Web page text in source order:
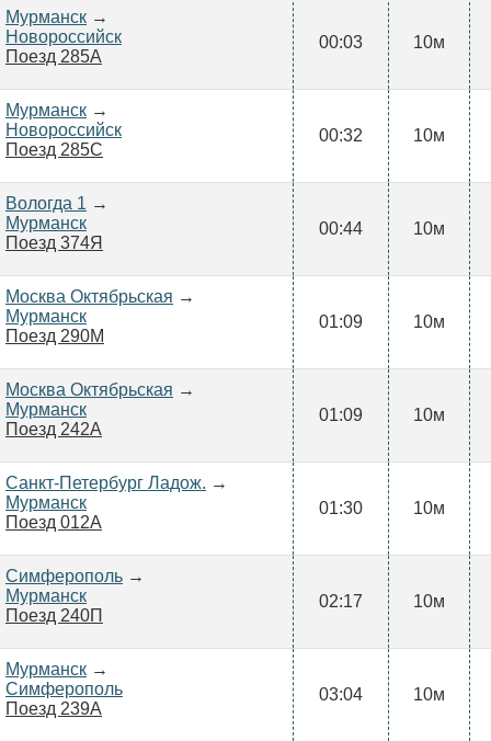
Мурманск →
Новороссийск
Поезд 285А
00:03 10м
Мурманск →
Новороссийск
Поезд 285С
00:32 10м
Вологда 1 →
Мурманск
Поезд 374Я
00:44 10м
Москва Октябрьская →
Мурманск
Поезд 290М
01:09 10м
Москва Октябрьская →
Мурманск
Поезд 242А
01:09 10м
Санкт-Петербург Ладож. →
Мурманск
Поезд 012А
01:30 10м
Симферополь →
Мурманск
Поезд 240П
02:17 10м
Мурманск →
Симферополь
Поезд 239А
03:04 10м